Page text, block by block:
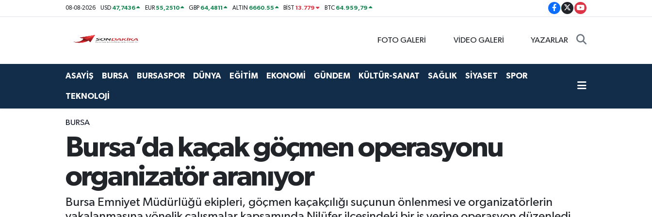
08-08-2026 USD 47,7436 EUR55,2510 GBP 64,4811 ALTIN 6660.55 BİST13.779 BTC 64.959,79
FOTO GALERİ VİDEO GALERİ YAZARLAR
ASAYİŞ BURSA BURSASPOR DÜNYA EĞİTİM EKONOMİ GÜNDEM KÜLTÜR-SANAT SAĞLIK SİYASET SPOR
TEKNOLOJİ
BURSA
Bursa’da kaçak göçmen operasyonu
organizatör aranıyor
Bursa Emniyet Müdürlüğü ekipleri, göçmen kaçakçılığı suçunun önlenmesi ve organizatörlerin
Ekonomi
Foto Galeri